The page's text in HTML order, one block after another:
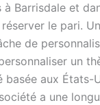
Barrisdale et
le pari.
de
un
aux États-
a une